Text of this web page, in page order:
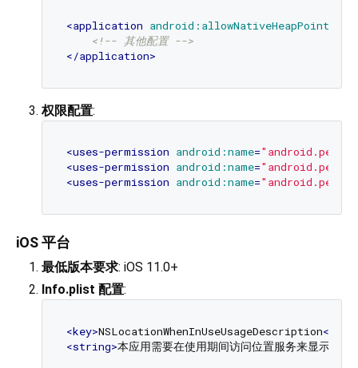
<application
<!-- 其他配置 -->
</application>
权限配置:
<uses-permission android:name=
<uses-permission android:name=
<uses-permission android:name=
iOS 平台
最低版本要求: iOS 11.0+
Info.plist 配置:
<key>NSLocationWhenInUseUsageDescription</
<string>本应用需要在使用期间访问位置服务来显示您的